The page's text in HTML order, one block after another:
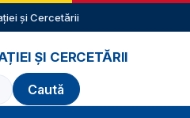
și Cercetării
ȘI CERCETĂRII